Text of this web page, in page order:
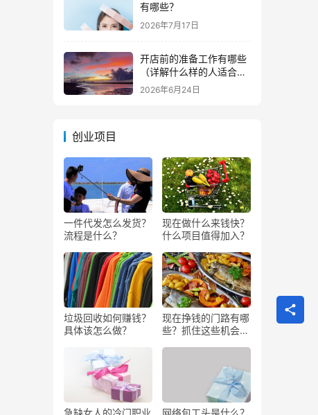
有哪些？
2026年7月17日
开店前的准备工作有哪些
（详解什么样的人适合做
生意）
2026年6月24日
创业项目
一件代发怎么发货？
流程是什么？
现在做什么来钱快？
什么项目值得加入？
垃圾回收如何赚钱？
具体该怎么做？
现在挣钱的门路有哪
些？抓住这些机会闷
急缺女人的冷门职业
网络包工头是什么？